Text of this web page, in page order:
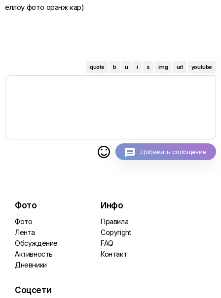
еллоу фото оранж кар)
quote b u i s img url youtube
 Добавить сообщение
Фото
Фото
Лента
Обсуждение
Активность
Дневники
Инфо
Правила
Copyright
FAQ
Контакт
Соцсети